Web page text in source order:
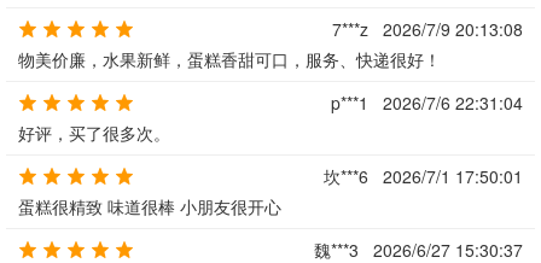
7***z
2026/7/9 20:13:08
物美价廉，水果新鲜，蛋糕香甜可口，服务、快递很好！
p***1
2026/7/6 22:31:04
好评，买了很多次。
坎***6
2026/7/1 17:50:01
蛋糕很精致 味道很棒 小朋友很开心
魏***3
2026/6/27 15:30:37